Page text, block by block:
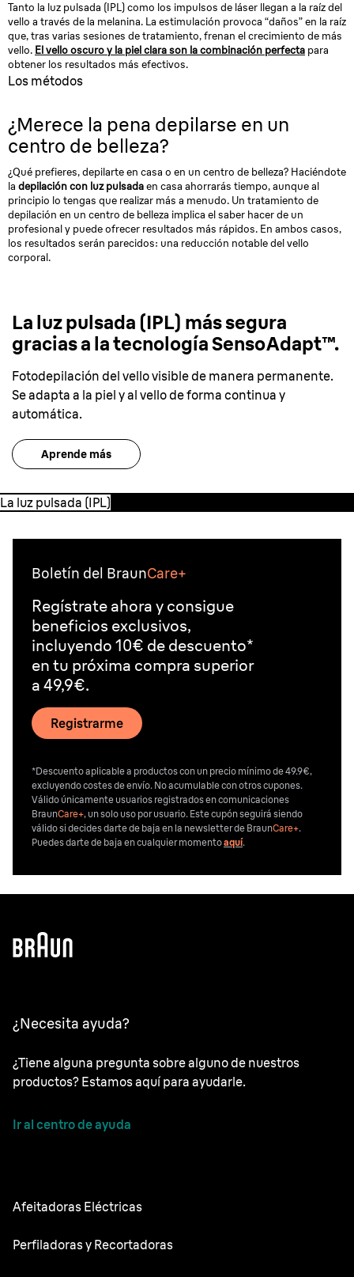
Tanto la luz pulsada (IPL) como los impulsos de láser llegan a la raíz del
vello a través de la melanina. La estimulación provoca “daños” en la raíz
que, tras varias sesiones de tratamiento, frenan el crecimiento de más
vello. El vello oscuro y la piel clara son la combinación perfecta para
obtener los resultados más efectivos.
Los métodos
¿Merece la pena depilarse en un
centro de belleza?
¿Qué prefieres, depilarte en casa o en un centro de belleza? Haciéndote
la depilación con luz pulsadaen casa ahorrarás tiempo, aunque al
principio lo tengas que realizar más a menudo. Un tratamiento de
depilación en un centro de belleza implica el saber hacer de un
profesional y puede ofrecer resultados más rápidos. En ambos casos,
los resultados serán parecidos: una reducción notable del vello
corporal.
La luz pulsada (IPL) más segura
gracias a la tecnología SensoAdapt™.
Fotodepilación del vello visible de manera permanente.
Se adapta a la piel y al vello de forma continua y
automática.
Aprende más
La luz pulsada (IPL)
Boletín del BraunCare+
Regístrate ahora y consigue
beneficios exclusivos,
incluyendo 10€ de descuento*
en tu próxima compra superior
a 49,9€.
Registrarme
*Descuento aplicable a productos con un precio mínimo de 49.9€,
excluyendo costes de envío. No acumulable con otros cupones.
Válido únicamente usuarios registrados en comunicaciones
BraunCare+, un solo uso por usuario. Este cupón seguirá siendo
válido si decides darte de baja en la newsletter de BraunCare+.
Puedes darte de baja en cualquier momentoaquí.
¿Necesita ayuda?
¿Tiene alguna pregunta sobre alguno de nuestros
productos? Estamos aquí para ayudarle.
Ir al centro de ayuda
Afeitadoras Eléctricas
NEVO
Perfiladoras y Recortadoras